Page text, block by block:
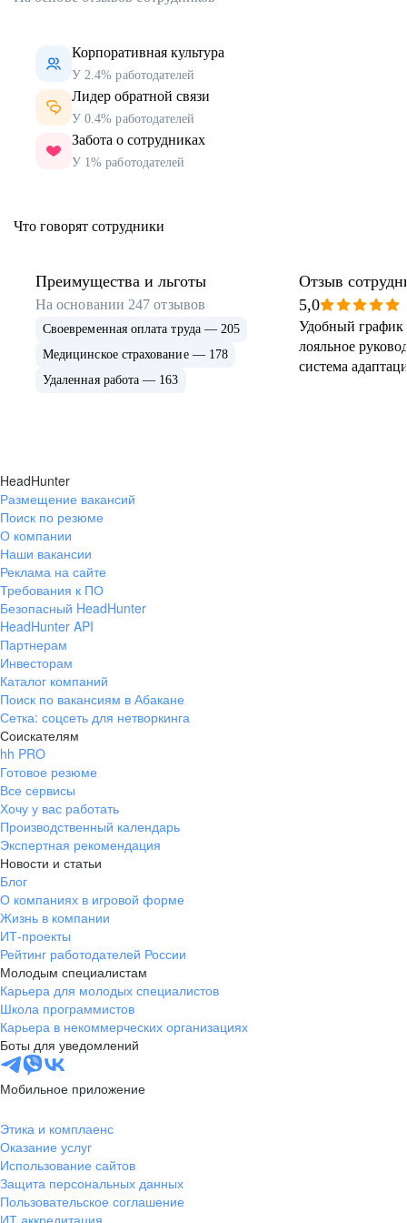
Корпоративная культура
У 2.4% работодателей
Лидер обратной связи
У 0.4% работодателей
Забота о сотрудниках
У 1% работодателей
Что говорят сотрудники
Преимущества и льготы
На основании 247 отзывов
Своевременная оплата труда — 205
Медицинское страхование — 178
Удаленная работа — 163
Отзыв
5,0
Удобный график
лояльное
система
HeadHunter
Размещение вакансий
Поиск по резюме
О компании
Наши вакансии
Реклама на сайте
Требования к ПО
Безопасный HeadHunter
HeadHunter API
Партнерам
Инвесторам
Каталог компаний
Поиск по вакансиям в Абакане
Сетка: соцсеть для нетворкинга
Соискателям
hh PRO
Готовое резюме
Все сервисы
Хочу у вас работать
Производственный календарь
Экспертная рекомендация
Новости и статьи
Блог
О компаниях в игровой форме
Жизнь в компании
ИТ-проекты
Рейтинг работодателей России
Молодым специалистам
Карьера для молодых специалистов
Школа программистов
Карьера в некоммерческих организациях
Боты для уведомлений
Мобильное приложение
Этика и комплаенс
Оказание услуг
Использование сайтов
Защита персональных данных
Пользовательское соглашение